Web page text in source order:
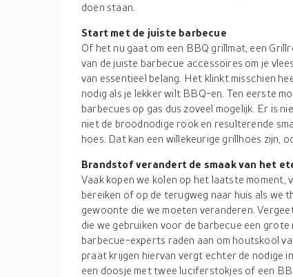
doen staan.
Start met de juiste barbecue
Of het nu gaat om een BBQ grillmat, een
van de juiste barbecue accessoires om je
van essentieel belang. Het klinkt misschien
nodig als je lekker wilt BBQ-en. Ten eerste
barbecues op gas dus zoveel mogelijk. Er is
niet de broodnodige rook en resulterende
hoes. Dat kan een willekeurige grillhoes zijn,
Brandstof verandert de smaak van het
Vaak kopen we kolen op het laatste moment,
bereiken of op de terugweg naar huis als we
gewoonte die we moeten veranderen.
die we gebruiken voor de barbecue een grote
barbecue-experts raden aan om houtskool
praat krijgen hiervan vergt echter de nodige
een doosje met twee luciferstokjes of een